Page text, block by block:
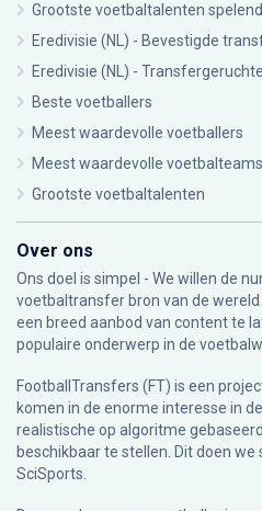
Grootste voetbaltalenten
Eredivisie (NL) - Bevestigde
Eredivisie (NL) -
Beste voetballers
Meest waardevolle voetballers
Meest waardevolle voetbalteams
Grootste voetbaltalenten
Over ons
Ons doel is simpel - We willen de
voetbaltransfer bron van de
een breed aanbod van content te
populaire onderwerp in de
FootballTransfers (FT) is een
komen in de enorme interesse in
realistische op algoritme
beschikbaar te stellen. Dit doen
SciSports